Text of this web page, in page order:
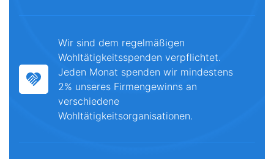
Wir sind dem regelmäßigen
Wohltätigkeitsspenden verpflichtet.
Jeden Monat spenden wir mindestens
2% unseres Firmengewinns an
verschiedene
Wohltätigkeitsorganisationen.